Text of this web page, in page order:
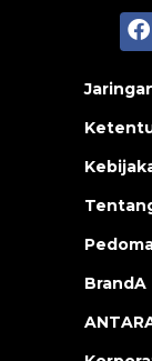
BrandA